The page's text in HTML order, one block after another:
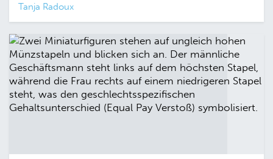
Tanja Radoux